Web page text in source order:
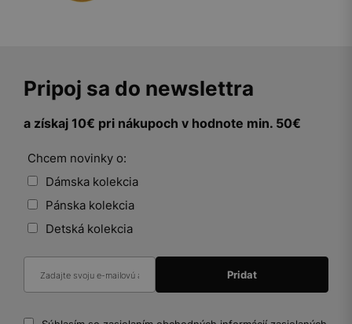
Pripoj sa do newslettra
a získaj 10€ pri nákupoch v hodnote min. 50€
Chcem novinky o:
Dámska kolekcia
Pánska kolekcia
Detská kolekcia